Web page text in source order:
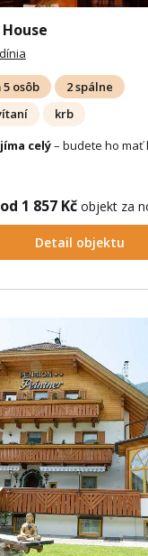
osôb
2 spálne
krb
celý– budete ho mať
od 1 857 Kč objekt za
Detail objektu